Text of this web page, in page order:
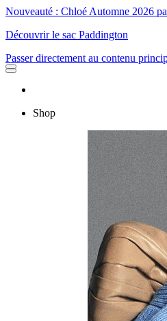
Nouveauté : Chloé Automne 2026
Découvrir le sac Paddington
Passer directement au contenu
Shop